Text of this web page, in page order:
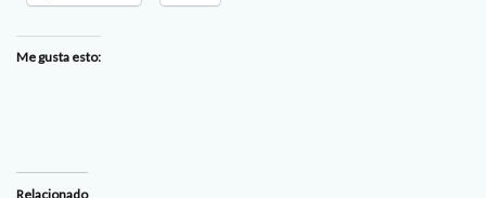
Me gusta esto:
Relacionado